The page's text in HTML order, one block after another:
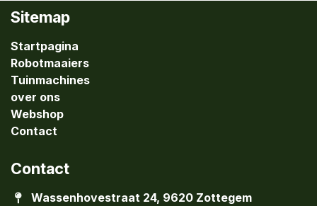
Sitemap
Startpagina
Robotmaaiers
Tuinmachines
over ons
Webshop
Contact
Contact
Wassenhovestraat 24, 9620 Zottegem